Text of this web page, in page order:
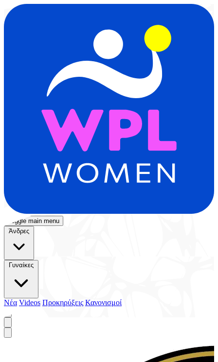
Toggle main menu
Άνδρες
Γυναίκες
Νέα Videos Προκηρύξεις Κανονισμοί